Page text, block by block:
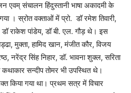
एवम् संचालन हिंदुस्तानी भाषा अकादमी के
। स्रोत वक्ताओं में प्रो. डॉ रमेश तिवारी,
डॉ राकेश पांडेय, डॉ बी. एल. गौड़ थे। इस
मुक्ता, हामिद खान, मंजीत कौर, विजय
नरेंद्र सिंह निहार, डॉ. भावना शुक्ल, सरिता
कथाकार सन्दीप तोमर भी उपस्थित थे।
किया गया था। प्रथम सत्र में विचार